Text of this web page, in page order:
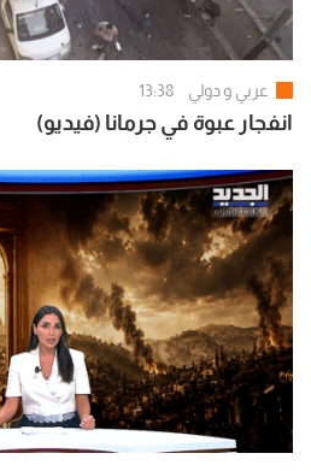
عربي و دولي 13:38
انفجار عبوة في جرمانا (فيديو)